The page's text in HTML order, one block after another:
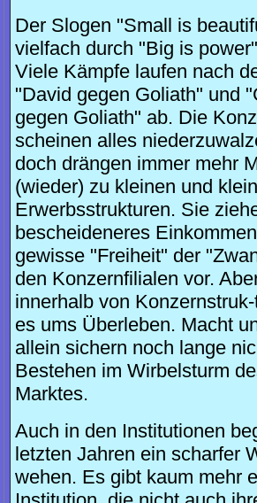
Der Slogen "Small is
vielfach durch "Big is
Viele Kämpfe laufen nach
"David gegen Goliath" und
gegen Goliath" ab. Die
scheinen alles
doch drängen immer mehr
(wieder) zu kleinen und
Erwerbsstrukturen. Sie
bescheideneres
gewisse "Freiheit" der
den Konzernfilialen vor.
innerhalb von
es ums Überleben. Macht
allein sichern noch lange
Bestehen im Wirbelsturm
Marktes.
Auch in den Institutionen
letzten Jahren ein scharfer
wehen. Es gibt kaum mehr